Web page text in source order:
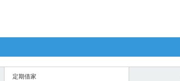
定期借家